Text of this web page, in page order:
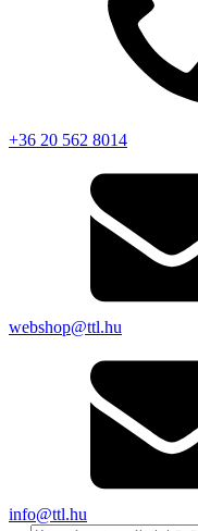
+36 20 562 8014
webshop@ttl.hu
info@ttl.hu